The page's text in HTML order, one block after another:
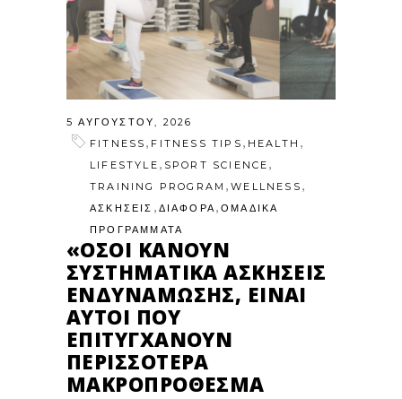
5 ΑΥΓΟΎΣΤΟΥ, 2026
FITNESS , FITNESS TIPS , HEALTH ,
LIFESTYLE , SPORT SCIENCE ,
TRAINING PROGRAM ,WELLNESS ,
ΑΣΚΗΣΕΙΣ , ΔΙΑΦΟΡΑ ,ΟΜΑΔΙΚΑ
ΠΡΟΓΡΑΜΜΑΤΑ
«ΌΣΟΙ ΚΆΝΟΥΝ
ΣΥΣΤΗΜΑΤΙΚΆ ΑΣΚΉΣΕΙΣ
ΕΝΔΥΝΆΜΩΣΗΣ, ΕΊΝΑΙ
ΑΥΤΟΊ ΠΟΥ
ΕΠΙΤΥΓΧΆΝΟΥΝ
ΠΕΡΙΣΣΌΤΕΡΑ
ΜΑΚΡΟΠΡΌΘΕΣΜΑ